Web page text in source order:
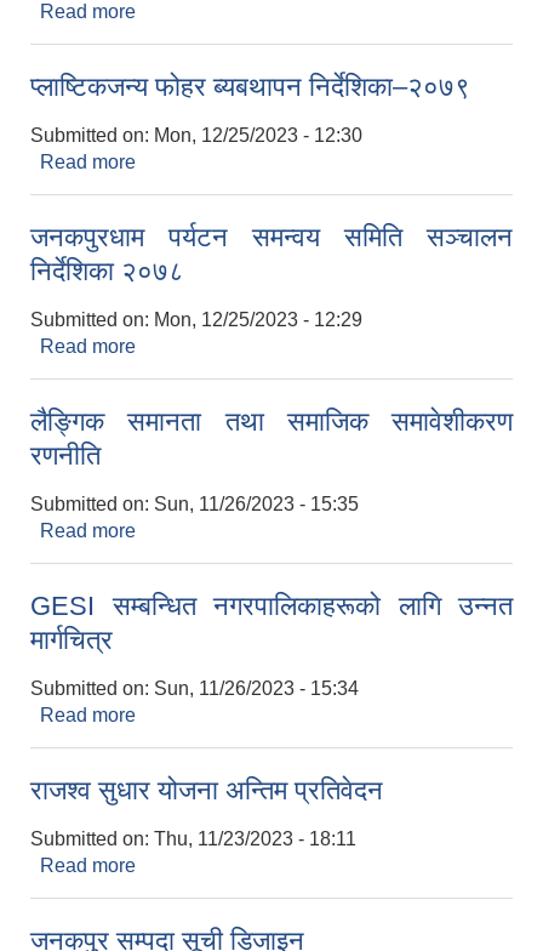
Read more
प्लाष्टिकजन्य फोहर ब्यबथापन निर्देशिका–२०७९
Submitted on: Mon, 12/25/2023 - 12:30
Read more
जनकपुरधाम पर्यटन समन्वय समिति सञ्चालन
निर्देशिका २०७८
Submitted on: Mon, 12/25/2023 - 12:29
Read more
लैङ्गिक समानता तथा समाजिक समावेशीकरण
रणनीति
Submitted on: Sun, 11/26/2023 - 15:35
Read more
GESI सम्बन्धित नगरपालिकाहरूको लागि उन्नत
मार्गचित्र
Submitted on: Sun, 11/26/2023 - 15:34
Read more
राजश्व सुधार योजना अन्तिम प्रतिवेदन
Submitted on: Thu, 11/23/2023 - 18:11
Read more
जनकपुर सम्पदा सूची डिजाइन